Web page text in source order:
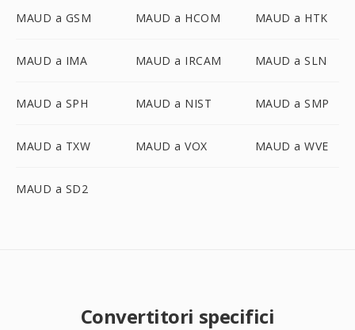
MAUD a GSM MAUD a HCOM MAUD a HTK
MAUD a IMA MAUD a IRCAM MAUD a SLN
MAUD a SPH MAUD a NIST MAUD a SMP
MAUD a TXW MAUD a VOX MAUD a WVE
MAUD a SD2
Convertitori specifici